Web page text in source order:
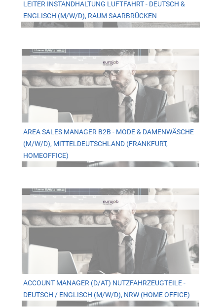
LEITER INSTANDHALTUNG LUFTFAHRT - DEUTSCH &
ENGLISCH (M/W/D), RAUM SAARBRÜCKEN
AREA SALES MANAGER B2B - MODE & DAMENWÄSCHE
(M/W/D), MITTELDEUTSCHLAND (FRANKFURT,
HOMEOFFICE)
ACCOUNT MANAGER (D/AT) NUTZFAHRZEUGTEILE -
DEUTSCH / ENGLISCH (M/W/D), NRW (HOME OFFICE)